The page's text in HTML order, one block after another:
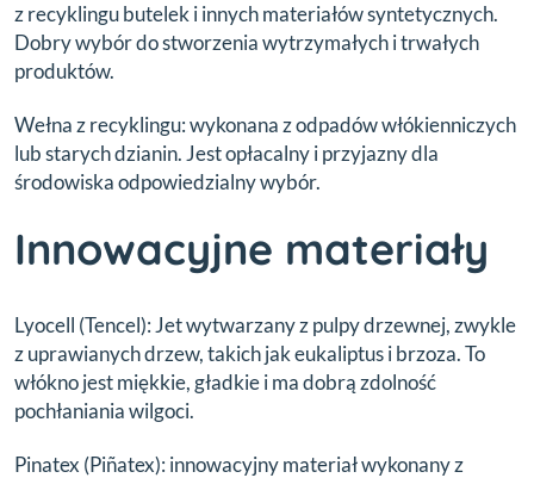
z recyklingu butelek i innych materiałów syntetycznych.
Dobry wybór do stworzenia wytrzymałych i trwałych
produktów.
Wełna z recyklingu: wykonana z odpadów włókienniczych
lub starych dzianin. Jest opłacalny i przyjazny dla
środowiska odpowiedzialny wybór.
Innowacyjne materiały
Lyocell (Tencel): Jet wytwarzany z pulpy drzewnej, zwykle
z uprawianych drzew, takich jak eukaliptus i brzoza. To
włókno jest miękkie, gładkie i ma dobrą zdolność
pochłaniania wilgoci.
Pinatex (Piñatex): innowacyjny materiał wykonany z